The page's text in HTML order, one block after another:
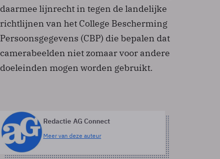
daarmee lijnrecht in tegen de landelijke
richtlijnen van het College Bescherming
Persoonsgegevens (CBP) die bepalen dat
camerabeelden niet zomaar voor andere
doeleinden mogen worden gebruikt.
Redactie AG Connect
Meer van deze auteur